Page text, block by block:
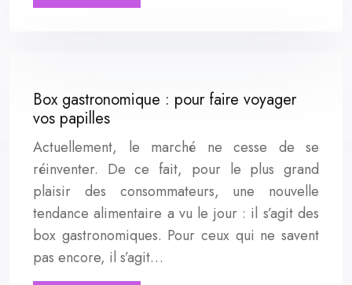
Box gastronomique : pour faire voyager
vos papilles
Actuellement, le marché ne cesse de se
réinventer. De ce fait, pour le plus grand
plaisir des consommateurs, une nouvelle
tendance alimentaire a vu le jour : il s’agit des
box gastronomiques. Pour ceux qui ne savent
pas encore, il s’agit…